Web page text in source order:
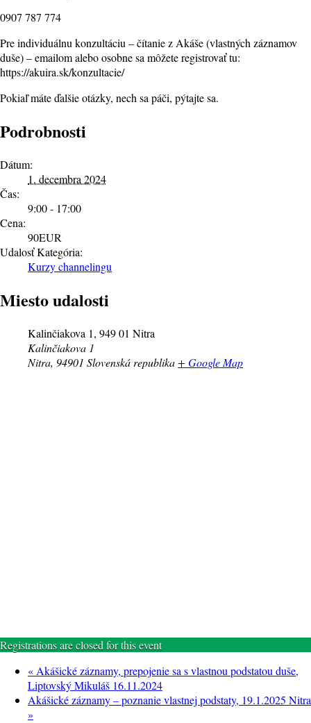
0907 787 774
Pre individuálnu konzultáciu – čítanie z Akáše (vlastných záznamov
duše) – emailom alebo osobne sa môžete registrovať tu:
https://akuira.sk/konzultacie/
Pokiaľ máte ďalšie otázky, nech sa páči, pýtajte sa.
Podrobnosti
Dátum:
1. decembra 2024
Čas:
9:00 - 17:00
Cena:
90EUR
Udalosť Kategória:
Kurzy channelingu
Miesto udalosti
Kalinčiakova 1, 949 01 Nitra
Kalinčiakova 1
Nitra, 94901 Slovenská republika+ Google Map
Registrations are closed for this event
« Akášické záznamy, prepojenie sa s vlastnou podstatou duše,
Liptovský Mikuláš 16.11.2024
Akášické záznamy – poznanie vlastnej podstaty, 19.1.2025 Nitra
»